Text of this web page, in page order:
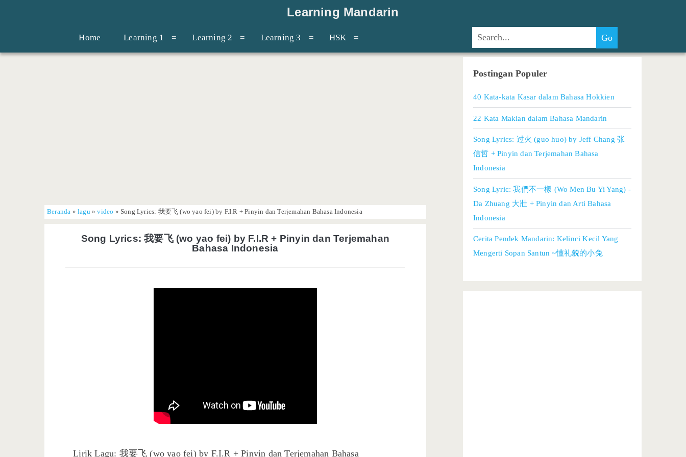
Learning Mandarin
Home Learning 1 Learning 2 Learning 3 HSK
Beranda »lagu »video »Song Lyrics: 我要飞 (wo yao fei) by F.I.R + Pinyin dan Terjemahan Bahasa Indonesia
Song Lyrics: 我要飞 (wo yao fei) by F.I.R + Pinyin dan Terjemahan
Bahasa Indonesia
Lirik Lagu: 我要飞 (wo yao fei) by F.I.R + Pinyin dan Terjemahan Bahasa
Postingan Populer
40 Kata-kata Kasar dalam Bahasa Hokkien
22 Kata Makian dalam Bahasa Mandarin
Song Lyrics: 过火 (guo huo) by Jeff Chang 张
信哲 + Pinyin dan Terjemahan Bahasa
Indonesia
Song Lyric: 我們不一樣 (Wo Men Bu Yi Yang) -
Da Zhuang 大壯 + Pinyin dan Arti Bahasa
Indonesia
Cerita Pendek Mandarin: Kelinci Kecil Yang
Mengerti Sopan Santun ~懂礼貌的小兔